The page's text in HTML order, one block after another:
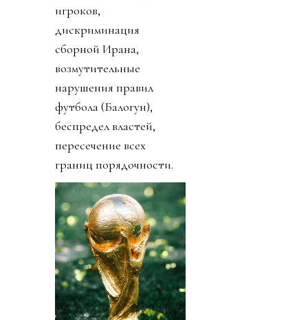
игроков,
дискриминация
сборной Ирана,
возмутительные
нарушения правил
футбола (Балогун),
беспредел властей,
пересечение всех
границ порядочности.